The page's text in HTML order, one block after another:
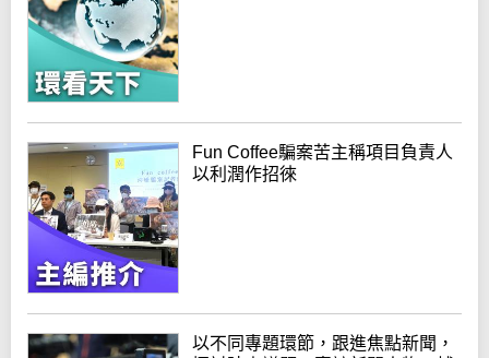
Fun Coffee騙案苦主稱項目負責人
以利潤作招徠
以不同專題環節，跟進焦點新聞，